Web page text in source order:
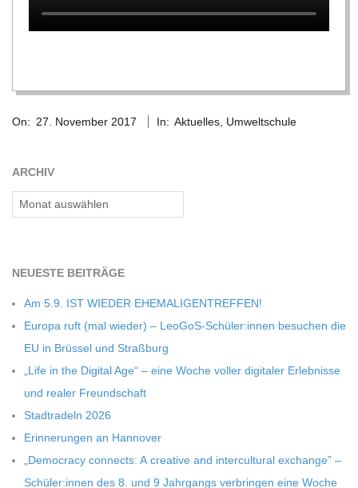
11-
On: 27. November 2017 In: Aktuelles Umweltschule
ARCHIV
Archiv
NEU­ESTE BEITRÄGE
Am 5.9. IST WIEDER EHEMALIGENTREFFEN!
Europa ruft (mal wie­der) – LeoGoS-Schüler:innen besu­chen die
EU in Brüs­sel und Straßburg
„Life in the Digi­tal Age“ – eine Woche vol­ler digi­ta­ler Erleb­nisse
und rea­ler Freundschaft
Stadt­ra­deln 2026
Erin­ne­run­gen an Hannover
„Demo­cracy con­nects: A crea­tive and inter­cul­tu­ral exch­ange” –
Schüler:innen des 8. und 9 Jahr­gangs ver­brin­gen eine Woche